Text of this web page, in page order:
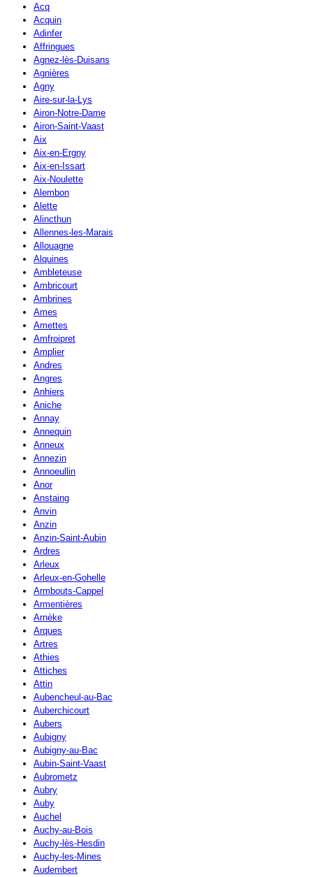
Acq
Acquin
Adinfer
Affringues
Agnez-lès-Duisans
Agnières
Agny
Aire-sur-la-Lys
Airon-Notre-Dame
Airon-Saint-Vaast
Aix
Aix-en-Ergny
Aix-en-Issart
Aix-Noulette
Alembon
Alette
Alincthun
Allennes-les-Marais
Allouagne
Alquines
Ambleteuse
Ambricourt
Ambrines
Ames
Amettes
Amfroipret
Amplier
Andres
Angres
Anhiers
Aniche
Annay
Annequin
Anneux
Annezin
Annoeullin
Anor
Anstaing
Anvin
Anzin
Anzin-Saint-Aubin
Ardres
Arleux
Arleux-en-Gohelle
Armbouts-Cappel
Armentières
Arnèke
Arques
Artres
Athies
Attiches
Attin
Aubencheul-au-Bac
Auberchicourt
Aubers
Aubigny
Aubigny-au-Bac
Aubin-Saint-Vaast
Aubrometz
Aubry
Auby
Auchel
Auchy-au-Bois
Auchy-lès-Hesdin
Auchy-les-Mines
Audembert